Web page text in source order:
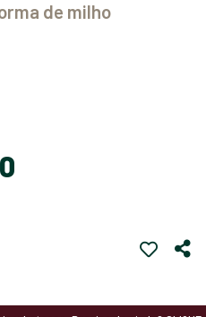
de milho